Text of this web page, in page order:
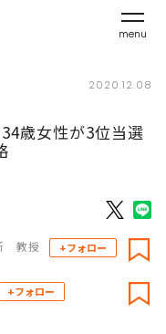
menu
2020.12.08
歳女性が3位当選
教授
+フォロー
+フォロー